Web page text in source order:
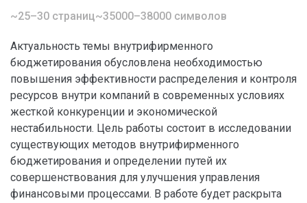
~25–30 страниц~35000–38000 символов
Актуальность темы внутрифирменного
бюджетирования обусловлена необходимостью
повышения эффективности распределения и контроля
ресурсов внутри компаний в современных условиях
жесткой конкуренции и экономической
нестабильности. Цель работы состоит в исследовании
существующих методов внутрифирменного
бюджетирования и определении путей их
совершенствования для улучшения управления
финансовыми процессами. В работе будет раскрыта